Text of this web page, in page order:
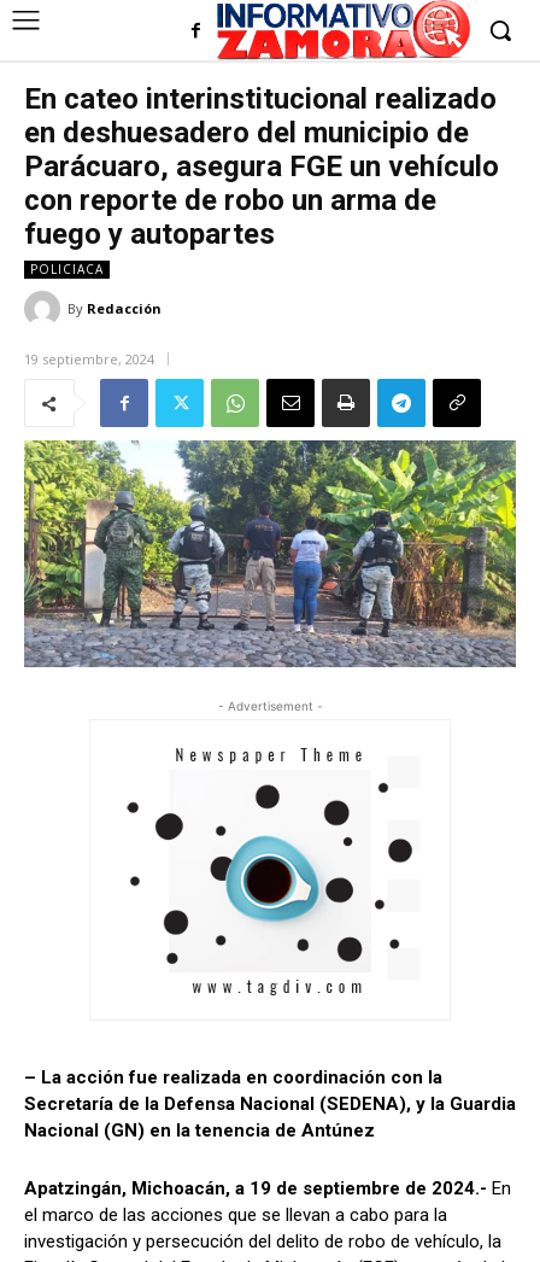
En cateo interinstitucional realizado
en deshuesadero del municipio de
Parácuaro, asegura FGE un vehículo
con reporte de robo un arma de
fuego y autopartes
POLICIACA
By Redacción
19 septiembre, 2024
- Advertisement -
– La acción fue realizada en coordinación con la
Secretaría de la Defensa Nacional (SEDENA), y la Guardia
Nacional (GN) en la tenencia de Antúnez
Apatzingán, Michoacán, a 19 de septiembre de 2024.- En
el marco de las acciones que se llevan a cabo para la
investigación y persecución del delito de robo de vehículo, la